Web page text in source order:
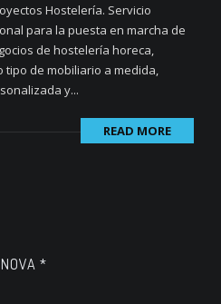
Hostelería. Servicio
para la puesta en marcha de
de hostelería horeca,
de mobiliario a medida,
y...
READ MORE
*